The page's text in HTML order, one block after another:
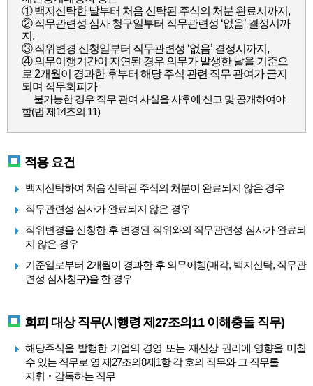
① 백지신탁한 날부터 처음 신탁된 주식의 처분 완료시까지,
② 직무관련성 심사 청구일부터 직무관련성 ‘없음’ 결정시까
지,
③ 직위변경 신청일부터 직무관련성 ‘없음’ 결정시까지,
④ 의무이행기간이 지연된 경우 의무가 발생한 날을 기준으
로 2개월이 경과한 후부터 해당 주식 관련 직무 관여가 금지
되며 직무회피가
불가능한 경우 직무 관여 사실을 사후에 신고 및 공개하여야
함(법 제14조의 11)
적용 요건
백지신탁하여 처음 신탁된 주식의 처분이 완료되지 않은 경우
직무관련성 심사가 완료되지 않은 경우
직위변경을 신청한 후 변경된 직위와의 직무관련성 심사가 완료되
지 않은 경우
기준일로부터 2개월이 경과한 후 의무이행(매각, 백지신탁, 직무관
련성 심사청구)을 한 경우
회피 대상 직무(시행령 제27조의11 이해충돌 직무)
해당주식을 발행한 기업의 경영 또는 재산상 권리에 영향을 미칠
수 있는 직무로 영 제27조의8제1항 각 호의 직무와 그 직무를
지휘‧감독하는 직무